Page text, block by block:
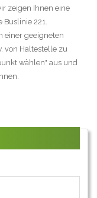
zeigen Ihnen eine
221.
einer geeigneten
von Haltestelle zu
wählen" aus und